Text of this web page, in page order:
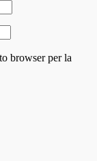
browser per la